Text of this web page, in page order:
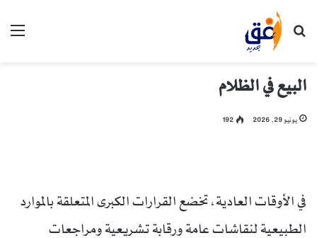
بحث عن
البيع في الظلام
يونيو 29, 2026 192
في الأوقات العادية، تخضع القرارات الكبرى المتعلقة بالموارد
الطبيعية لنقاشات عامة ورقابة تشريعية ومراجعات